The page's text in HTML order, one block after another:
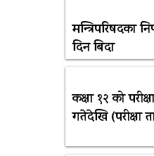
मन्त्रिपरिषदका
दिन बिदा
कक्षा १२ को
गतेदेखि (परीक्षा